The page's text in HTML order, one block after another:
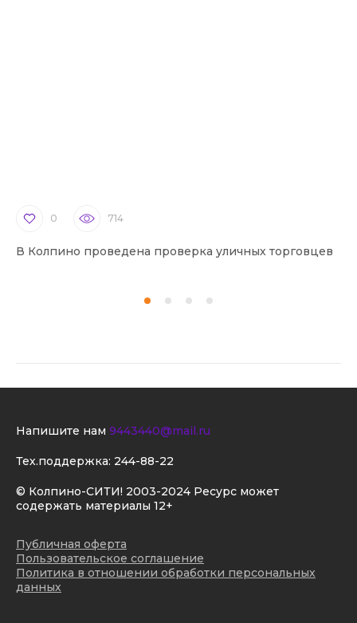
0 714
В Колпино проведена проверка уличных торговцев
© Колпино-СИТИ! 2003-2024 Ресурс может
содержать материалы 12+
Публичная оферта
Пользовательское соглашение
Политика в отношении обработки персональных
данных
Напишите нам 9443440@mail.ru
Тех.поддержка: 244-88-22